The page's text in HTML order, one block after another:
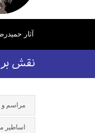
آثار
نقش
مراسم
اساطیر